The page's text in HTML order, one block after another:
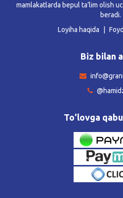
mamlakatlarda bepul ta’lim olish
beradi.
Loyiha haqida
Biz bilan
To'lovga